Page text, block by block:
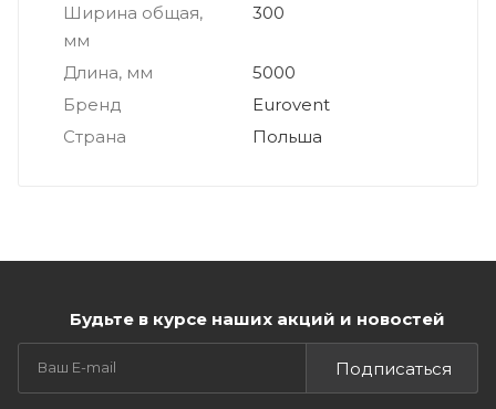
Ширина общая,
мм
300
Длина, мм
5000
Бренд
Eurovent
Страна
Польша
Будьте в курсе наших акций и новостей
Подписаться